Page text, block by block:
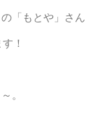
「もとや」さん
！
。